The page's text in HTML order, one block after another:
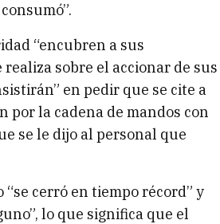
“encubren a sus
sobre el accionar de sus
en pedir que se cite a
por la cadena de mandos con
se le dijo al personal que
cerró en tiempo récord” y
lo que significa que el